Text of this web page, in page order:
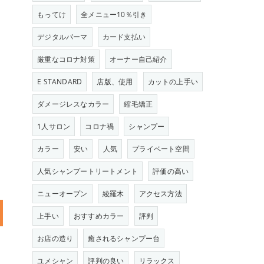
もってけ 全メニュー10％引き
デジタルパーマ カード支払い
厳重なコロナ対策 オーナー自己紹介
E STANDARD 店版、使用 カットの上手い
ダメージレスなカラー 縮毛矯正
1人サロン コロナ禍 シャンプー
カラー 安い 人気 プライベート空間
人気シャンプートリートメント 評価の高い
ニューオープン 綾羅木 アクセス方法
上手い おすすめカラー 評判
お店の造り 癒されるシャンプー台
ユメシャン 評判の良い リラックス